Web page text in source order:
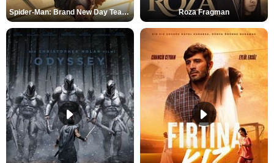
Spider-Man: Brand New Day Teaser Roza Fragman